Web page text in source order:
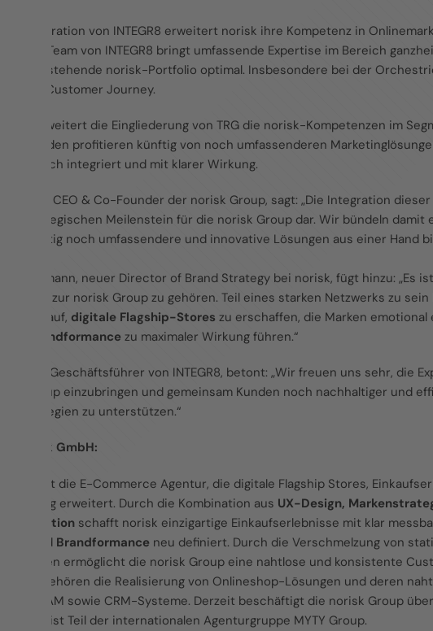
die Integration von INTEGR8 erweitert norisk ihre Kompetenz in
Das Team von INTEGR8 bringt umfassende Expertise im Bereich
das bestehende norisk-Portfolio optimal. Insbesondere bei der
Customer Journey.
erweitert die Eingliederung von TRG die norisk-Kompetenzen im
Kunden profitieren künftig von noch umfassenderen
strategisch integriert und mit klarer Wirkung.
Haupt, CEO & Co-Founder der norisk Group, sagt: „Die Integration
strategischen Meilenstein für die norisk Group dar. Wir bündeln
zukünftig noch umfassendere und innovative Lösungen aus einer Hand
Baumann, neuer Director of Brand Strategy bei norisk, fügt hinzu: „Es
zur norisk Group zu gehören. Teil eines starken Netzwerks zu
uns darauf, digitale Flagship-Stores zu erschaffen, die Marken
Brandformance zu maximaler Wirkung führen.“
Henning, Geschäftsführer von INTEGR8, betont: „Wir freuen uns sehr, die
Group einzubringen und gemeinsam Kunden noch nachhaltiger und
zu unterstützen.“
norisk GmbH:
Group ist die E-Commerce Agentur, die digitale Flagship Stores,
beständig erweitert. Durch die Kombination aus UX-Design,
schafft norisk einzigartige Einkaufserlebnisse mit klar
und Brandformance neu definiert. Durch die Verschmelzung von
ermöglicht die norisk Group eine nahtlose und konsistente
Dazu gehören die Realisierung von Onlineshop-Lösungen und deren
ERP, DAM sowie CRM-Systeme. Derzeit beschäftigt die norisk Group
norisk ist Teil der internationalen Agenturgruppe MYTY Group.